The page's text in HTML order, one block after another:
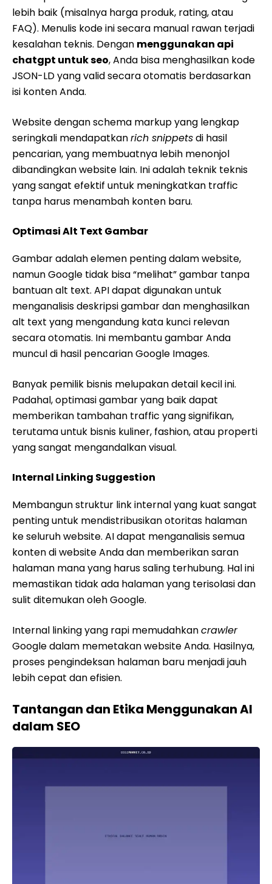
lebih baik (misalnya harga produk, rating, atau
FAQ). Menulis kode ini secara manual rawan terjadi
kesalahan teknis. Dengan menggunakan api
chatgpt untuk seo, Anda bisa menghasilkan kode
JSON-LD yang valid secara otomatis berdasarkan
isi konten Anda.
Website dengan schema markup yang lengkap
seringkali mendapatkanrich snippetsdi hasil
pencarian, yang membuatnya lebih menonjol
dibandingkan website lain. Ini adalah teknik teknis
yang sangat efektif untuk meningkatkan traffic
tanpa harus menambah konten baru.
Optimasi Alt Text Gambar
Gambar adalah elemen penting dalam website,
namun Google tidak bisa “melihat” gambar tanpa
bantuan alt text. API dapat digunakan untuk
menganalisis deskripsi gambar dan menghasilkan
alt text yang mengandung kata kunci relevan
secara otomatis. Ini membantu gambar Anda
muncul di hasil pencarian Google Images.
Banyak pemilik bisnis melupakan detail kecil ini.
Padahal, optimasi gambar yang baik dapat
memberikan tambahan traffic yang signifikan,
terutama untuk bisnis kuliner, fashion, atau properti
yang sangat mengandalkan visual.
Internal Linking Suggestion
Membangun struktur link internal yang kuat sangat
penting untuk mendistribusikan otoritas halaman
ke seluruh website. AI dapat menganalisis semua
konten di website Anda dan memberikan saran
halaman mana yang harus saling terhubung. Hal ini
memastikan tidak ada halaman yang terisolasi dan
sulit ditemukan oleh Google.
Internal linking yang rapi memudahkancrawler
Google dalam memetakan website Anda. Hasilnya,
proses pengindeksan halaman baru menjadi jauh
lebih cepat dan efisien.
Tantangan dan Etika Menggunakan AI
dalam SEO